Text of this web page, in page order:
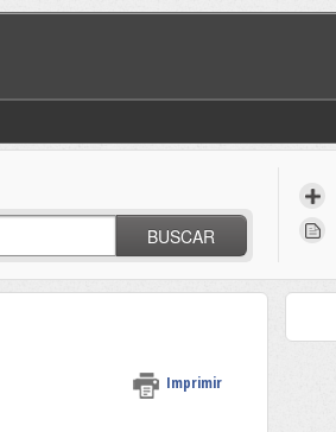
BUSCAR
Imprimir